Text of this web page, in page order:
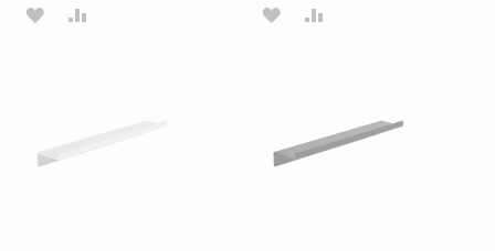
ΠΡΟΣΘΉΚΗ
ΠΡΟΣΘΉΚΗ
ΕΠΙΘΥΜΙΏΝ